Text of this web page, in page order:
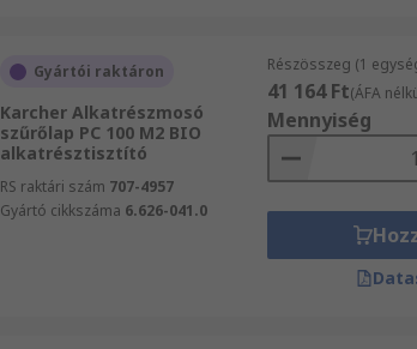
Gyártói raktáron
Karcher Alkatrészmosó
szűrőlap PC 100 M2 BIO
alkatrésztisztító
RS raktári szám 707-4957
Gyártó cikkszáma 6.626-041.0
Részösszeg (1
41 164 Ft(ÁFA
Mennyiség